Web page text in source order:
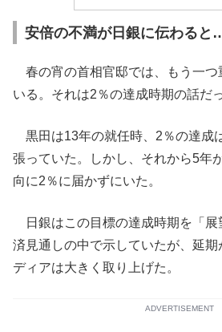
安倍の不満が日銀に伝わると
春の宵の首相官邸では、もう一つ
いる。それは2％の達成時期の話だっ
黒田は13年の就任時、2％の達成
張っていた。しかし、それから5年
向に2％に届かずにいた。
日銀はこの目標の達成時期を「展
済見通しの中で示していたが、延期
ディアは大きく取り上げた。
ADVERTISEMENT